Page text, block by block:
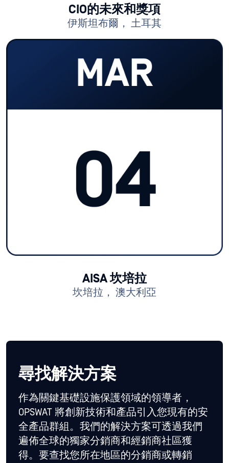
CIO的未來和獎項
伊斯坦布爾， 土耳其
AISA 坎培拉
坎培拉， 澳大利亞
尋找解決方案
作為關鍵基礎設施保護領域的領導者，
OPSWAT 將創新技術和產品引入您現有的安
全產品群組。我們的解決方案可透過我們
遍佈全球的獨家分銷商和經銷商社區獲
得。要查找您所在地區的分銷商或轉銷